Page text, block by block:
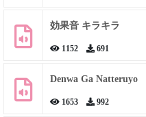
効果音 キラキラ
1152 691
Denwa Ga Natteruyo
1653 992